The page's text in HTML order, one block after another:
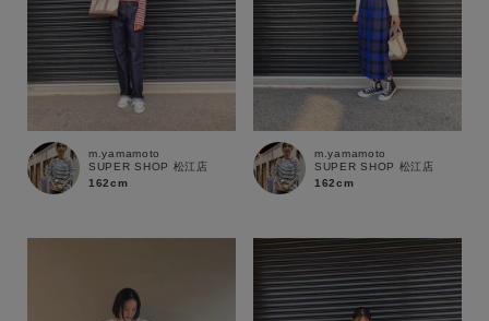
通常商品 予約商品
セール価格 WEB限定
在庫あり 在庫なし含む
m.yamamoto
SUPER SHOP 松江店
162cm
m.yamamoto
SUPER SHOP 松江店
162cm